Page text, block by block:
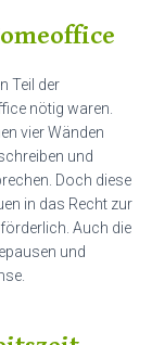
Teil der
nötig waren.
vier Wänden
und
Doch diese
in das Recht zur
Auch die
und